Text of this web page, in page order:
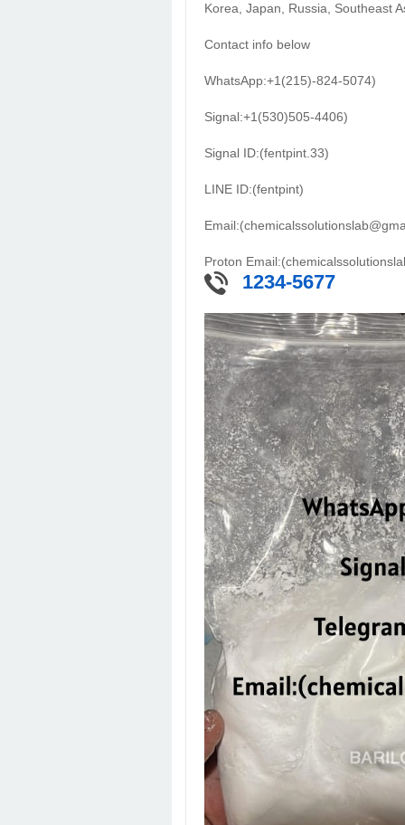
Korea, Japan, Russia, Southeast
Contact info below
WhatsApp:+1(215)-824-5074)
Signal:+1(530)505-4406)
Signal ID:(fentpint.33)
LINE ID:(fentpint)
Proton
1234-5677